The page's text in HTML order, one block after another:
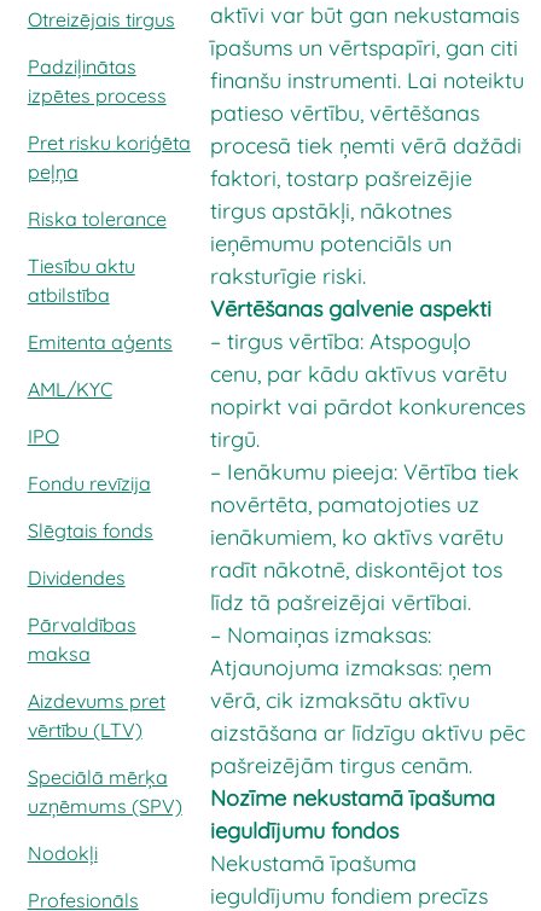
Otreizējais tirgus
Padziļinātas
izpētes process
Pret risku koriģēta
peļņa
Riska tolerance
Tiesību aktu
atbilstība
Emitenta aģents
AML/KYC
IPO
Fondu revīzija
Slēgtais fonds
Dividendes
Pārvaldības
maksa
Aizdevums pret
vērtību (LTV)
Speciālā mērķa
uzņēmums (SPV)
Nodokļi
Profesionāls
aktīvi var būt gan nekustamais
īpašums un vērtspapīri, gan citi
finanšu instrumenti. Lai noteiktu
patieso vērtību, vērtēšanas
procesā tiek ņemti vērā dažādi
faktori, tostarp pašreizējie
tirgus apstākļi, nākotnes
ieņēmumu potenciāls un
raksturīgie riski.
Vērtēšanas galvenie aspekti
– tirgus vērtība: Atspoguļo
cenu, par kādu aktīvus varētu
nopirkt vai pārdot konkurences
tirgū.
– Ienākumu pieeja: Vērtība tiek
novērtēta, pamatojoties uz
ienākumiem, ko aktīvs varētu
radīt nākotnē, diskontējot tos
līdz tā pašreizējai vērtībai.
– Nomaiņas izmaksas:
Atjaunojuma izmaksas: ņem
vērā, cik izmaksātu aktīvu
aizstāšana ar līdzīgu aktīvu pēc
pašreizējām tirgus cenām.
Nozīme nekustamā īpašuma
ieguldījumu fondos
Nekustamā īpašuma
ieguldījumu fondiem precīzs